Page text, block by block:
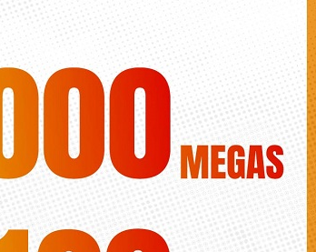
MEDALLAS
respalda a
y anuncia
contra Deli Oslo
SIGUIENTE
Dos remeras del RCN
hacen historia en la Henley